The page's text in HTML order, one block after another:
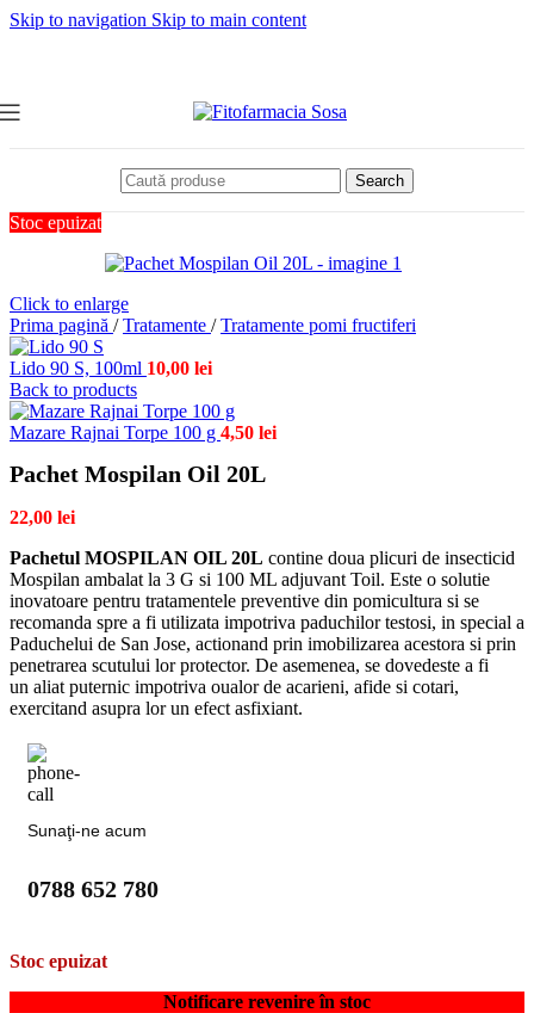
Skip to navigation Skip to main content
Search
Stoc epuizat
Click to enlarge
Prima pagină / Tratamente / Tratamente pomi fructiferi
Lido 90 S, 100ml 10,00 lei
Back to products
Mazare Rajnai Torpe 100 g 4,50 lei
Pachet Mospilan Oil 20L
22,00 lei
Pachetul MOSPILAN OIL 20L contine doua plicuri de insecticid
Mospilan ambalat la 3 G si 100 ML adjuvant Toil. Este o solutie
inovatoare pentru tratamentele preventive din pomicultura si se
recomanda spre a fi utilizata impotriva paduchilor testosi, in special a
Paduchelui de San Jose, actionand prin imobilizarea acestora si prin
penetrarea scutului lor protector. De asemenea, se dovedeste a fi
un aliat puternic impotriva oualor de acarieni, afide si cotari,
exercitand asupra lor un efect asfixiant.
Sunaţi-ne acum
0788 652 780
Stoc epuizat
Notificare revenire în stoc